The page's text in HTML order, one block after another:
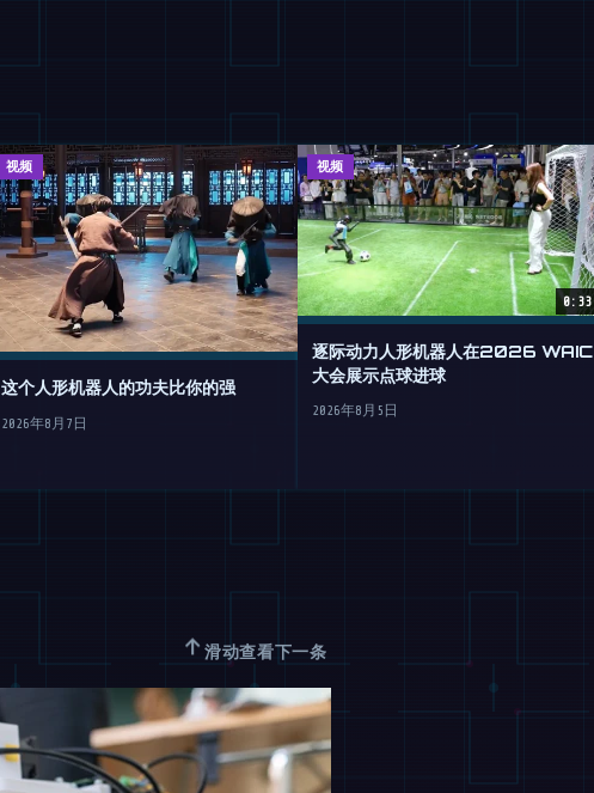
视频
这个人形机器人的功夫比你的强
2026年8月7日
视频
0:33
逐际动力人形机器人在2026 WAIC
大会展示点球进球
2026年8月5日
↑ 滑动查看下一条